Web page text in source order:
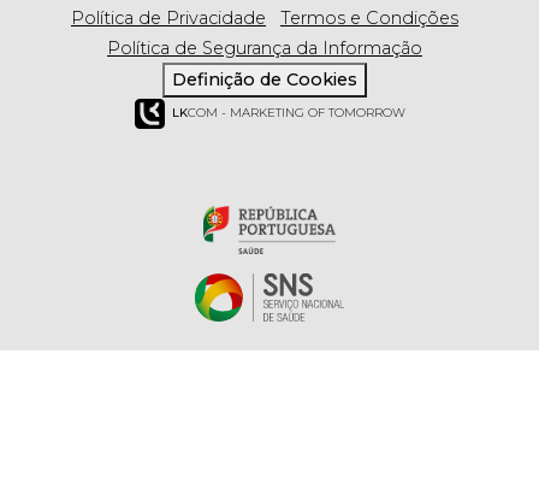
Política de Privacidade
Termos e Condições
Política de Segurança da Informação
Definição de Cookies
LKCOM - MARKETING OF TOMORROW